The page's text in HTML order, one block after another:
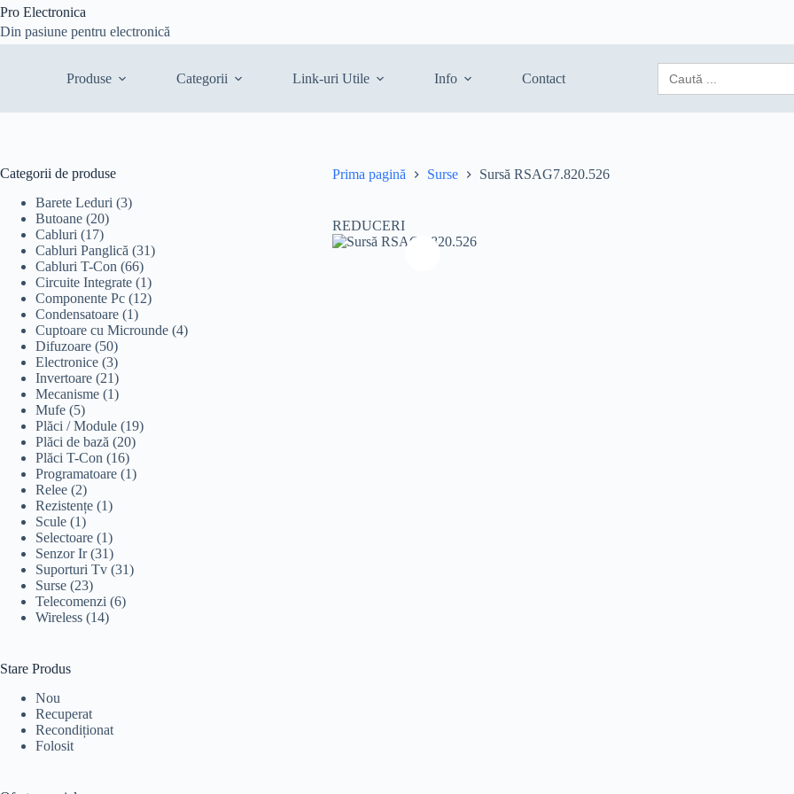
Sari
conținut
Pro Electronica
Din pasiune pentru electronică
Produse Categorii Link-uri Utile Info Contact
Search
for:
Prima pagină Surse Sursă RSAG7.820.526
REDUCERI
Categorii de produse
Barete Leduri (3)
Butoane (20)
Cabluri (17)
Cabluri Panglică (31)
Cabluri T-Con (66)
Circuite Integrate (1)
Componente Pc (12)
Condensatoare (1)
Cuptoare cu Microunde (4)
Difuzoare (50)
Electronice (3)
Invertoare (21)
Mecanisme (1)
Mufe (5)
Plăci / Module (19)
Plăci de bază (20)
Plăci T-Con (16)
Programatoare (1)
Relee (2)
Rezistențe (1)
Scule (1)
Selectoare (1)
Senzor Ir (31)
Suporturi Tv (31)
Surse (23)
Telecomenzi (6)
Wireless (14)
Stare Produs
Nou
Recuperat
Recondiționat
Folosit